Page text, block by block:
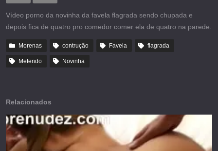
Vídeo porno da novinha da favela flagrada sendo chupada e
depois fica de quatro pro comedor comer ela de quatro na parede.
Morenas contrução Favela flagrada
Metendo Novinha
Relacionados